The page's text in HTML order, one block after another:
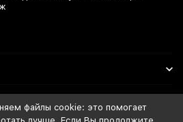
файлы cookie: это помогает